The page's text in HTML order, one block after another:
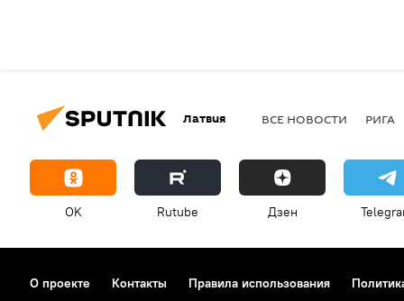
Латвия ВСЕ НОВОСТИ РИГА
OK Rutube Дзен
О проекте Контакты Правила использования